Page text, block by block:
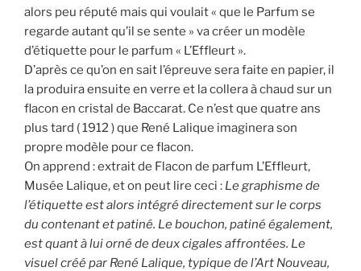
alors peu réputé mais qui voulait « que le Parfum se
regarde autant qu’il se sente » va créer un modèle
d’étiquette pour le parfum « L’Effleurt ».
D’après ce qu’on en sait l’épreuve sera faite en papier, il
la produira ensuite en verre et la collera à chaud sur un
flacon en cristal de Baccarat. Ce n’est que quatre ans
plus tard ( 1912 ) que René Lalique imaginera son
propre modèle pour ce flacon.
On apprend : extrait de Flacon de parfum L’Effleurt,
Musée Lalique, et on peut lire ceci : Le graphisme de
l’étiquette est alors intégré directement sur le corps
du contenant et patiné. Le bouchon, patiné également,
est quant à lui orné de deux cigales affrontées. Le
visuel créé par René Lalique, typique de l’Art Nouveau,